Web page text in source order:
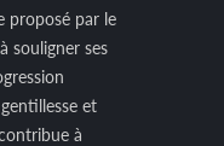
proposé par le
souligner ses
et
à